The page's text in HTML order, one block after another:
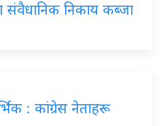
संवैधानिक निकाय कब्जा
: कांग्रेस नेताहरू